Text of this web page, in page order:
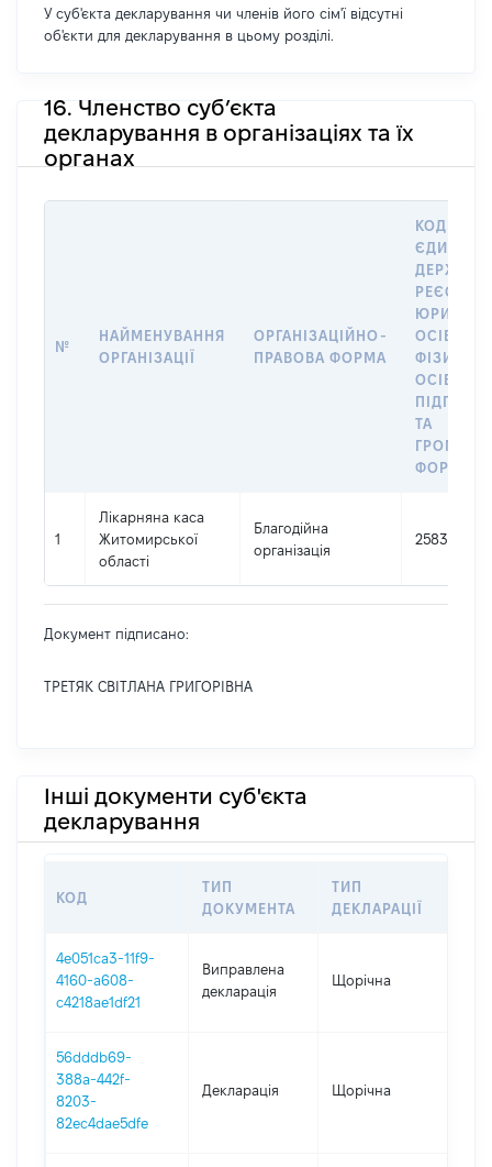
У суб'єкта декларування чи членів його сім'ї відсутні
об'єкти для декларування в цьому розділі.
16. Членство суб’єкта
декларування в організаціях та їх
органах
№
НАЙМЕНУВАННЯ
ОРГАНІЗАЦІЇ
ОРГАНІЗАЦІЙНО-
ПРАВОВА ФОРМА
КОД В
РЕЄСТРІ
ОСІБ,
ОСІБ –
ТА
1
Лікарняна каса
Житомирської
області
Благодійна
організація
25838402
Документ підписано:
ТРЕТЯК СВІТЛАНА ГРИГОРІВНА
Інші документи суб'єкта
декларування
КОД
ТИП
ДОКУМЕНТА
ТИП
ДЕКЛАРАЦІЇ
4e051ca3-11f9-
4160-a608-
c4218ae1df21
Виправлена
декларація
Щорічна
56dddb69-
388a-442f-
8203-
82ec4dae5dfe
Декларація Щорічна